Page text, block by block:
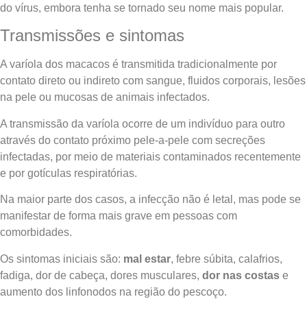
do vírus, embora tenha se tornado seu nome mais popular.
Transmissões e sintomas
A varíola dos macacos é transmitida tradicionalmente por
contato direto ou indireto com sangue, fluidos corporais, lesões
na pele ou mucosas de animais infectados.
A transmissão da varíola ocorre de um indivíduo para outro
através do contato próximo pele-a-pele com secreções
infectadas, por meio de materiais contaminados recentemente
e por gotículas respiratórias.
Na maior parte dos casos, a infecção não é letal, mas pode se
manifestar de forma mais grave em pessoas com
comorbidades.
Os sintomas iniciais são: mal estar, febre súbita, calafrios,
fadiga, dor de cabeça, dores musculares, dor nas costas e
aumento dos linfonodos na região do pescoço.